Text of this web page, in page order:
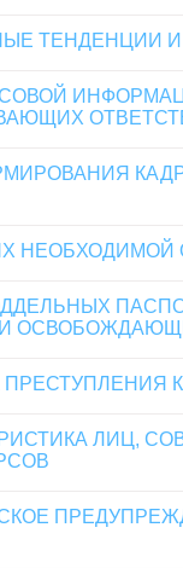
ТЕНДЕНЦИИ
ЛИЦ,